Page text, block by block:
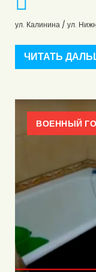
ул. Калинина / ул.
ЧИТАТЬ
ВОЕННЫЙ